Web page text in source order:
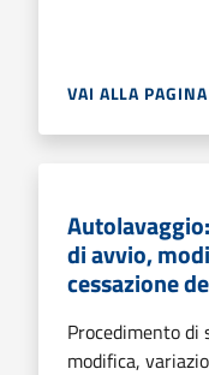
VAI ALLA PAGINA
di avvio,
cessazione
Procedimento di
modifica,